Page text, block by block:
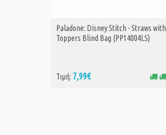
ΑΓΟΡΑ
Paladone: Disney Stitch - Straws with
Toppers Blind Bag (PP14004LS)
Τιμή: 7,99€